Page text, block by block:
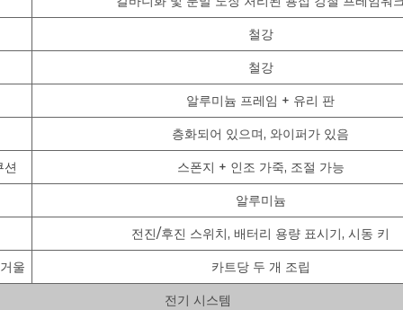
철강
철강
알루미늄 프레임 + 유리 판
층화되어 있으며, 와이퍼가 있음
션 스폰지 + 인조 가죽, 조절 가능
알루미늄
전진/후진 스위치, 배터리 용량 표시기, 시동 키
울 카트당 두 개 조립
전기 시스템